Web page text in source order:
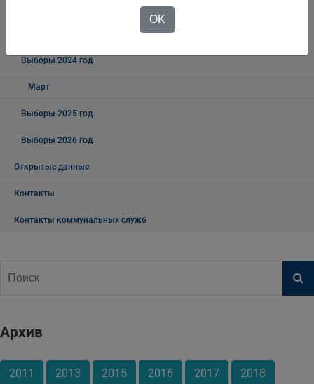
Выборы 2024 год
Март
Выборы 2025 год
Выборы 2026 год
Открытые данные
Контакты
Контакты коммунальных служб
Архив
2011 2013 2015 2016 2017 2018
OK